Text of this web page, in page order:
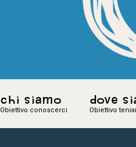
Chi siamo
Obiettivo conoscerci
Dove
Obiettivo
Chi siamo
Obiettivo conoscerci
Dove
Obiettivo